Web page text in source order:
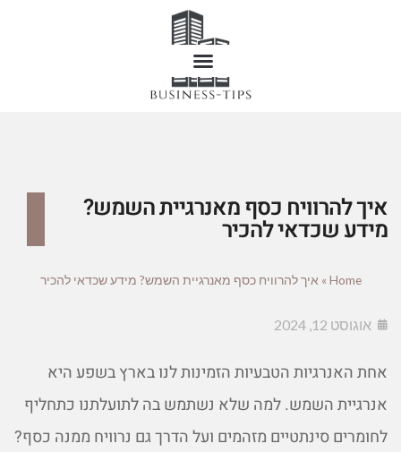
איך להרוויח כסף מאנרגיית השמש?
מידע שכדאי להכיר
Home
» איך להרוויח כסף מאנרגיית השמש? מידע שכדאי להכיר
אוגוסט 12, 2024
אחת האנרגיות הטבעיות הזמינות לנו בארץ בשפע היא
אנרגיית השמש. למה שלא נשתמש בה לתועלתנו כתחליף
לחומרים סינתטיים מזהמים ועל הדרך גם נרוויח ממנה כסף?